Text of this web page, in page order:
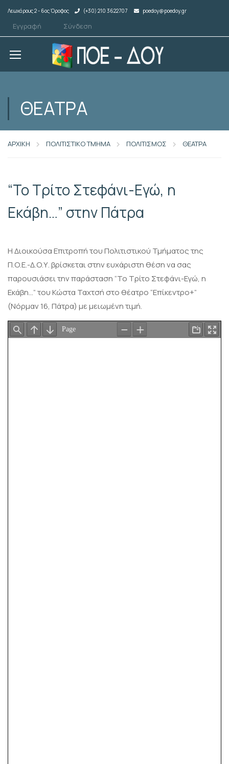
Λεωχάρους 2 - 6ος Όροφος (+30) 210 3622707 poedoy@poedoy.gr
Εγγραφή Σύνδεση
ΘΕΑΤΡΑ
ΑΡΧΙΚΗ ΠΟΛΙΤΙΣΤΙΚΟ ΤΜΗΜΑ ΠΟΛΙΤΙΣΜΟΣ ΘΕΑΤΡΑ
“Το Τρίτο Στεφάνι-Εγώ, η
Εκάβη…” στην Πάτρα
Η Διοικούσα Επιτροπή του Πολιτιστικού Τμήματος της
Π.Ο.Ε.-Δ.Ο.Υ. βρίσκεται στην ευχάριστη θέση να σας
παρουσιάσει την παράσταση “Το Τρίτο Στεφάνι-Εγώ, η
Εκάβη…” του Κώστα Ταχτσή στο θέατρο “Επίκεντρο+”
(Νόρμαν 16, Πάτρα) με μειωμένη τιμή.